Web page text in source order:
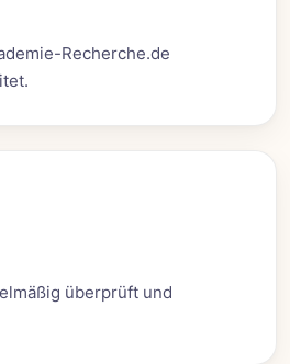
Recherche.de
überprüft und